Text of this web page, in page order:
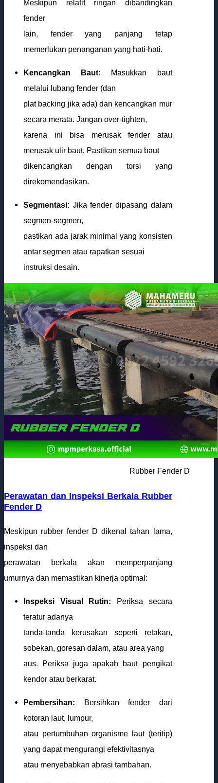
Meskipun relatif ringan dibandingkan
fender
lain, fender yang panjang tetap
memerlukan penanganan yang hati-hati.
Kencangkan Baut: Masukkan baut
melalui lubang fender (dan
plat backing jika ada) dan kencangkan mur
secara merata. Jangan over-tighten,
karena ini bisa merusak fender atau
merusak ulir baut. Pastikan semua baut
dikencangkan dengan torsi yang
direkomendasikan.
Segmentasi: Jika fender dipasang dalam
segmen-segmen,
pastikan ada jarak minimal yang konsisten
antar segmen atau rapatkan sesuai
instruksi desain.
Rubber Fender D
Perawatan dan Inspeksi Berkala Rubber
Fender D
Meskipun rubber fender D dikenal tahan lama,
inspeksi dan
perawatan berkala akan memperpanjang
umurnya dan memastikan kinerja optimal:
Inspeksi Visual Rutin: Periksa secara
teratur adanya
tanda-tanda kerusakan seperti retakan,
sobekan, goresan dalam, atau area yang
aus. Periksa juga apakah baut pengikat
kendor atau berkarat.
Pembersihan: Bersihkan fender dari
kotoran laut, lumpur,
atau pertumbuhan organisme laut (teritip)
yang dapat mengurangi efektivitasnya
atau menyebabkan abrasi tambahan.